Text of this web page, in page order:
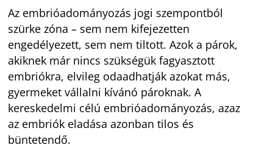
Az embrióadományozás jogi szempontból
szürke zóna – sem nem kifejezetten
engedélyezett, sem nem tiltott. Azok a párok,
akiknek már nincs szükségük fagyasztott
embriókra, elvileg odaadhatják azokat más,
gyermeket vállalni kívánó pároknak. A
kereskedelmi célú embrióadományozás, azaz
az embriók eladása azonban tilos és
büntetendő.